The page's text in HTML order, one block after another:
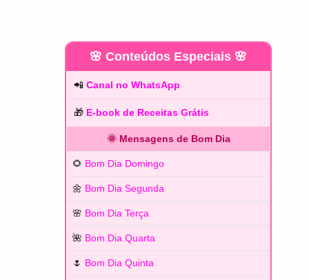
🌸 Conteúdos Especiais 🌸
📲 Canal no WhatsApp
🎁 E-book de Receitas Grátis
🌞 Mensagens de Bom Dia
🌻 Bom Dia Domingo
🌼 Bom Dia Segunda
🌸 Bom Dia Terça
🌺 Bom Dia Quarta
🌷 Bom Dia Quinta